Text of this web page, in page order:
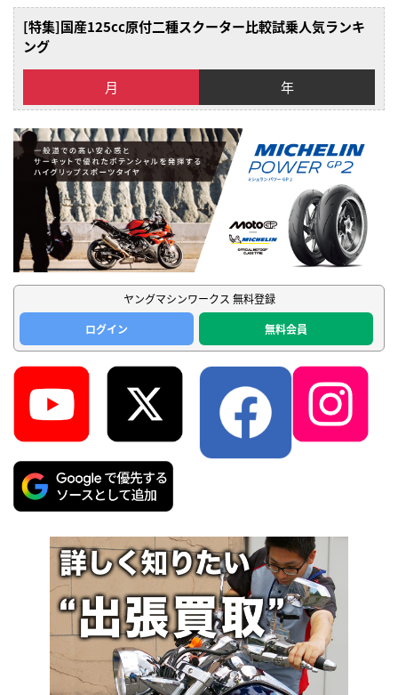
[特集]国産125cc原付二種スクーター比較試乗人気ランキ
ング
月 年
ヤングマシンワークス 無料登録
ログイン
無料会員